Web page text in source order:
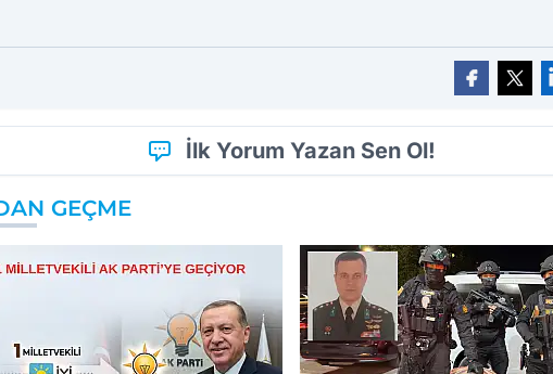
İlk Yorum Yazan Sen Ol!
GEÇME